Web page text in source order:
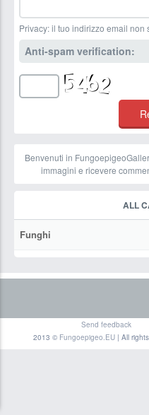
Privacy: il tuo indirizzo email
Anti-spam verification:
Benvenuti in
immagini e ricevere
ALL
Funghi
Send feedback
2013 © Fungoepigeo.EU| All